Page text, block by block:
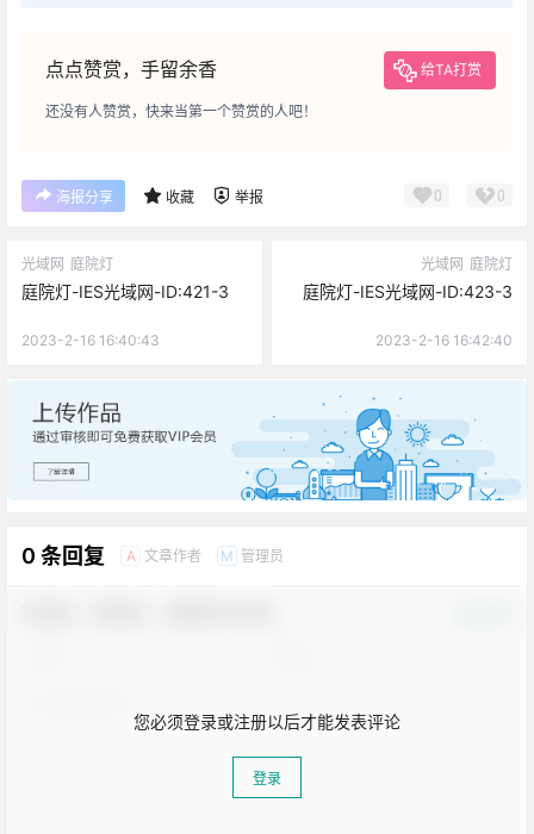
点点赞赏，手留余香 给TA打赏
还没有人赞赏，快来当第一个赞赏的人吧！
海报分享 收藏 举报 0 0
光域网 庭院灯
庭院灯-IES光域网-ID:421-3
2023-2-16 16:40:43
光域网 庭院灯
庭院灯-IES光域网-ID:423-3
2023-2-16 16:42:40
广告
0 条回复 A 文章作者 M 管理员
您必须登录或注册以后才能发表评论
登录